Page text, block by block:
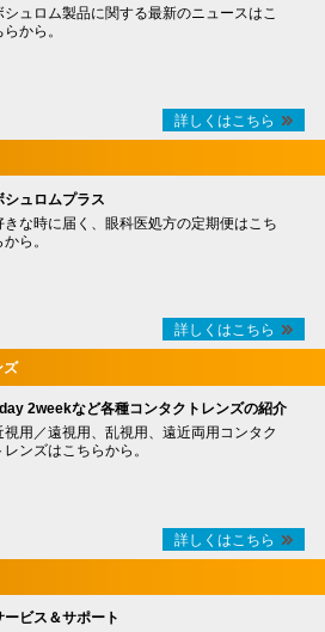
シュロム製品に関する最新のニュースはこ
らから。
詳しくはこちら
シュロムプラス
きな時に届く、眼科医処方の定期便はこち
から。
詳しくはこちら
ズ
2weekなど各種コンタクトレンズの紹介
視用／遠視用、乱視用、遠近両用コンタク
レンズはこちらから。
詳しくはこちら
ービス＆サポート